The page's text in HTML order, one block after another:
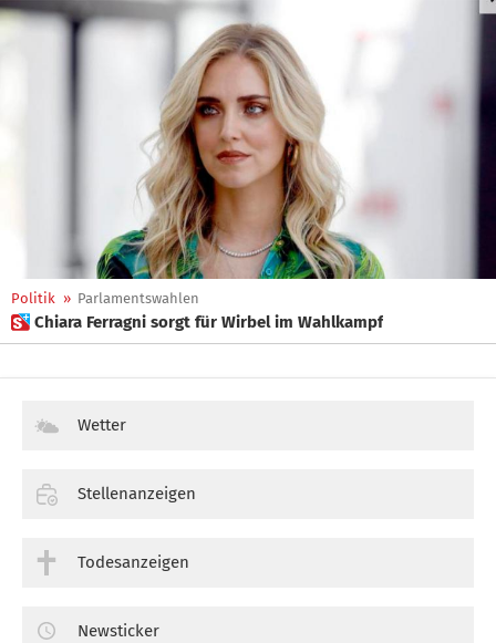
Politik » Parlamentswahlen
 Chiara Ferragni sorgt für Wirbel im Wahlkampf
Wetter
Stellenanzeigen
Todesanzeigen
Newsticker